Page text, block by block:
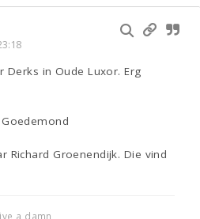
Derks in Oude Luxor. Erg
Richard Groenendijk. Die vind
a damn